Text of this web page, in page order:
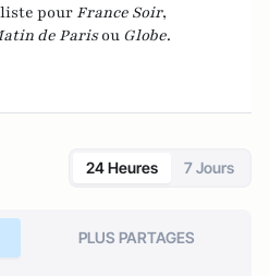
pour France Soir,
de Parisou Globe.
24 Heures 7 Jours
PLUS PARTAGES